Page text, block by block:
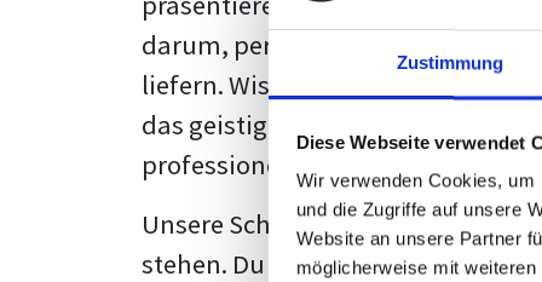
Zustimmung
Diese Webseite verwendet
Wir verwenden Cookies,
und die Zugriffe auf unsere
Website an unsere Partner
möglicherweise mit
darum, persönliche Meinungen
liefern. Wissenschaftliche Texte,
das geistige Eigentum des
professionell zu kommunizieren.
Unsere Schulung wurde mit Blick
stehen. Du wirst nicht nur